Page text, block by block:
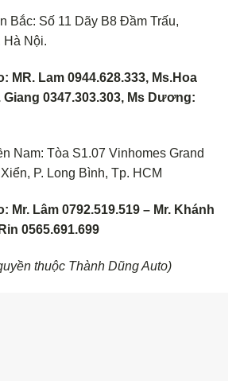
Bắc: Số 11 Dãy B8 Đầm Trấu,
Hà Nội.
Lam 0944.628.333, Ms.Hoa
Giang 0347.303.303, Ms Dương:
Nam: Tòa S1.07 Vinhomes Grand
P. Long Bình, Tp. HCM
Lâm 0792.519.519 – Mr. Khánh
0565.691.699
thuộc Thành Dũng Auto)